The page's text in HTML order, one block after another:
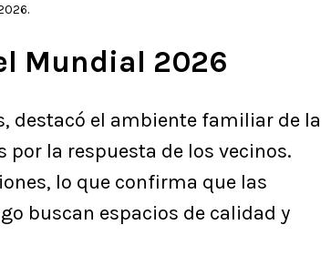
Mundial 2026
destacó el ambiente familiar de la
la respuesta de los vecinos.
lo que confirma que las
buscan espacios de calidad y